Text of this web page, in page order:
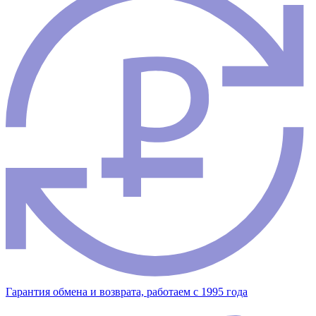
Гарантия обмена и возврата, работаем с 1995 года